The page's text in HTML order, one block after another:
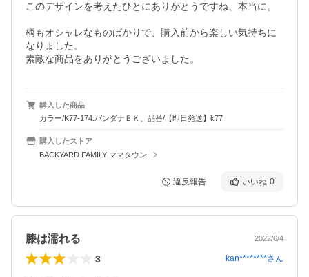
このデザインを考えたひとにありがとうですね、本当に。
柄もオシャレなものばかりで、購入前から楽しい気持ちに
なりました。
素敵な商品をありがとうございました。
購入した商品
カラー/K77-174.バンダナＢＫ、品番/【即日発送】k77
購入したストア
BACKYARD FAMILY ママタウン
違反報告 いいね 0
膝は濡れる 2022/6/4
3 kan********さん